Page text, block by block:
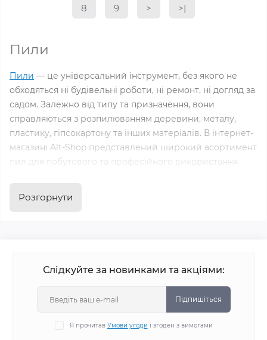
8 9 > >|
Пили
Пили — це універсальний інструмент, без якого не
обходяться ні будівельні роботи, ні ремонт, ні догляд за
садом. Залежно від типу та призначення, вони
справляються з розпилюванням деревини, металу,
пластику, гіпсокартону та інших матеріалів. В інтернет-
магазині Alt-Shop представлений широкий асортимент
пил для побутового та професійного використання.
Особливості та переваги пил
універсальність — підходять для роботи з різними
висока продуктивність — потужні двигуни та гострі
розпилювання;
Розгорнути
Слідкуйте за новинками та акціями:
Підпишіться
Я прочитав Умови угоди і згоден з вимогами